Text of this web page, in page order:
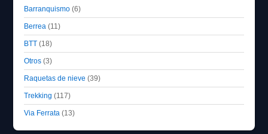
Barranquismo (6)
Berrea (11)
BTT (18)
Otros (3)
Raquetas de nieve (39)
Trekking (117)
Via Ferrata (13)